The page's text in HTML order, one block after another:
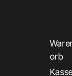
orb